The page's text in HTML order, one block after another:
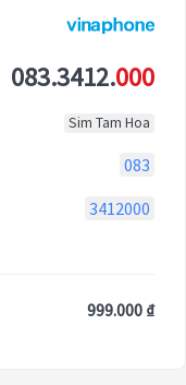
083.3412.000
Sim Tam Hoa
083
3412000
999.000 ₫